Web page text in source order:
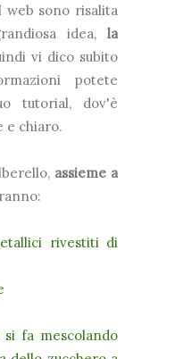
web sono risalita
idea, la
vi dico subito
potete
tutorial, dov'è
e chiaro.
assieme a
rivestiti di
fa mescolando